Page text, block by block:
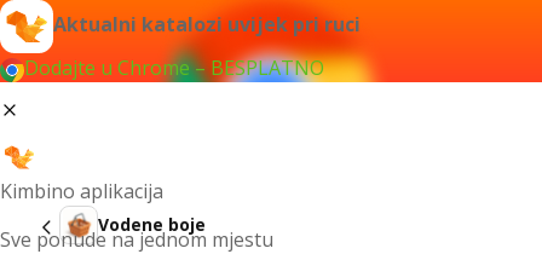
Aktualni katalozi uvijek pri ruci
Dodajte u Chrome – BESPLATNO
Kimbino aplikacija
Sve ponude na jednom mjestu
Vodene boje